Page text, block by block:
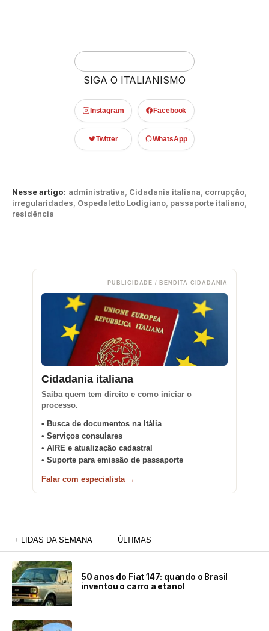
SIGA O ITALIANISMO
Instagram Facebook
Twitter WhatsApp
Nesse artigo: administrativa Cidadania italiana corrupção
irregularidades Ospedaletto Lodigiano passaporte italiano
residência
PUBLICIDADE / BENDITA CIDADANIA
Cidadania italiana
Saiba quem tem direito e como iniciar o
processo.
• Busca de documentos na Itália
• Serviços consulares
• AIRE e atualização cadastral
• Suporte para emissão de passaporte
Falar com especialista →
+ LIDAS DA SEMANA ÚLTIMAS
50 anos do Fiat 147: quando o Brasil
inventou o carro a etanol